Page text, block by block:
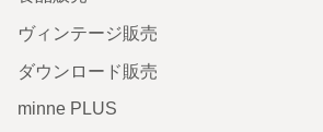
ヴィンテージ販売
ダウンロード販売
minne PLUS